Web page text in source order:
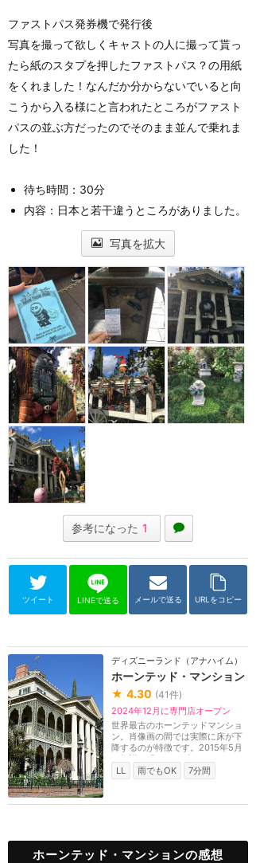
ファストパス発券機で発行後
写真を撮って欲しくキャストの人に撮って貰っ
たら紙のスタプを押したファストパス？の用紙
をくれました！なんだか分からないでいると向
こうから入る様にと言われたところがファスト
パスの並ぶ方だったのでそのまま並んで乗れま
した！
待ち時間：30分
内容：日本と若干違うところがありました。
写真を拡大
参考になった 1
ツイート LINEで送る メールで送る URLをコピー
ディズニーランド（アナハイム）
ホーンテッド・マンション
★ 4.30 (41件)
2024年12月に専門店オープン
世界最古のホーンテッドマンショ
ン。肖像画の間では実際に床が下
降するのが特徴です。2015年5月
に伝説の「ハットボ...
LL
雨でもOK 7分間
ホーンテッド・マンションの感想